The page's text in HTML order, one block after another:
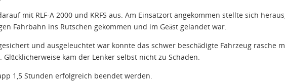
mit RLF-A 2000 und KRFS aus. Am Einsatzort angekommen stellte sich
Fahrbahn ins Rutschen gekommen und im Geäst gelandet war.
und ausgeleuchtet war konnte das schwer beschädigte Fahrzeug rasche
kam der Lenker selbst nicht zu Schaden.
1,5 Stunden erfolgreich beendet werden.